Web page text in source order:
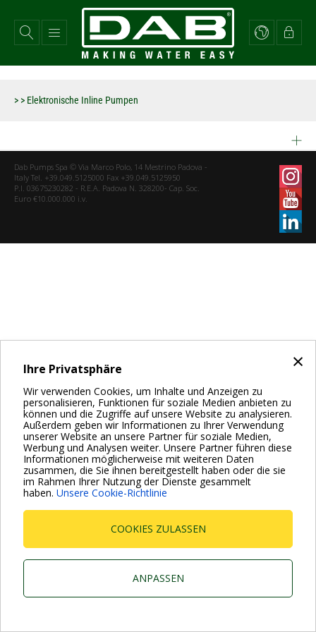
×
Ihre Privatsphäre
Wir verwenden Cookies, um Inhalte und Anzeigen zu
personalisieren, Funktionen für soziale Medien anbieten zu
können und die Zugriffe auf unsere Website zu analysieren.
Außerdem geben wir Informationen zu Ihrer Verwendung
unserer Website an unsere Partner für soziale Medien,
Werbung und Analysen weiter. Unsere Partner führen diese
Informationen möglicherweise mit weiteren Daten
zusammen, die Sie ihnen bereitgestellt haben oder die sie
im Rahmen Ihrer Nutzung der Dienste gesammelt
haben. Unsere Cookie-Richtlinie
COOKIES ZULASSEN
ANPASSEN
zum
Inhalt
> > Elektronische Inline Pumpen
Dab Pumps Spa © Via Marco Polo, 14 Mestrino Padova -
Italy Tel. +39.049.5125000 Fax +39.049.5125950
P.I. 03675230282 - R.E.A. Padova N. 328200- Cap. Soc.
Euro €10.000.000 i.v.